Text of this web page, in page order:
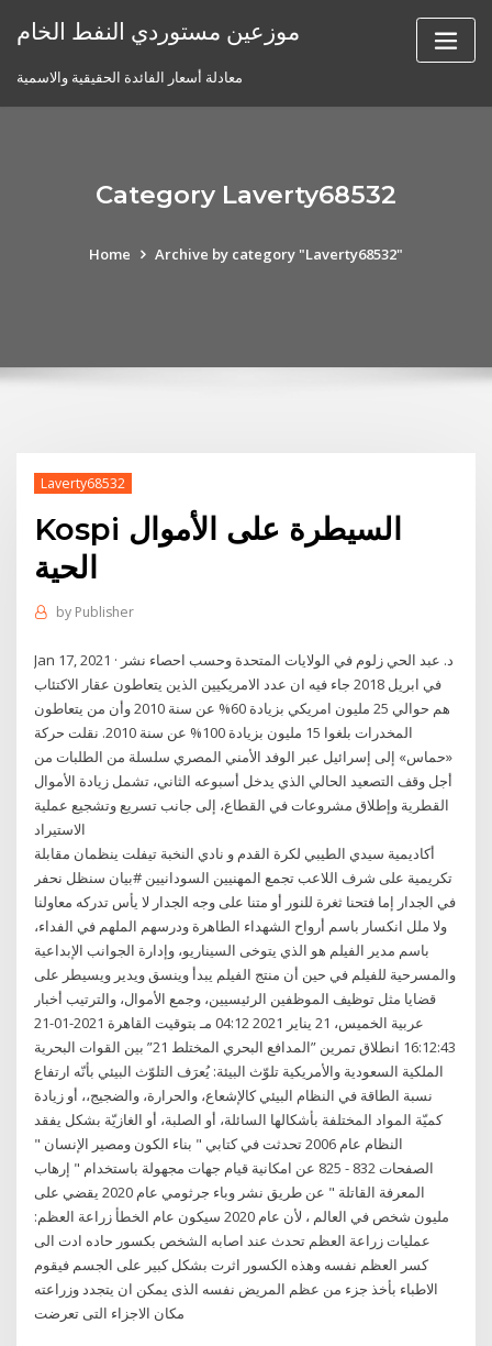
موزعين مستوردي النفط الخام
معادلة أسعار الفائدة الحقيقية والاسمية
Category Laverty68532
Home Archive by category "Laverty68532"
Laverty68532
Kospi السيطرة على الأموال
الحية
by Publisher
Jan 17, 2021 · د. عبد الحي زلوم في الولايات المتحدة وحسب احصاء نشر
في ابريل 2018 جاء فيه ان عدد الامريكيين الذين يتعاطون عقار الاكتئاب
هم حوالي 25 مليون امريكي بزيادة 60% عن سنة 2010 وأن من يتعاطون
المخدرات بلغوا 15 مليون بزيادة 100% عن سنة 2010. نقلت حركة
«حماس» إلى إسرائيل عبر الوفد الأمني المصري سلسلة من الطلبات من
أجل وقف التصعيد الحالي الذي يدخل أسبوعه الثاني، تشمل زيادة الأموال
القطرية وإطلاق مشروعات في القطاع، إلى جانب تسريع وتشجيع عملية
الاستيراد
أكاديمية سيدي الطيبي لكرة القدم و نادي النخبة تيفلت ينظمان مقابلة
تكريمية على شرف اللاعب تجمع المهنيين السودانيين #بيان سنظل نحفر
في الجدار إما فتحنا ثغرة للنور أو متنا على وجه الجدار لا يأس تدركه معاولنا
ولا ملل انكسار باسم أرواح الشهداء الطاهرة ودرسهم الملهم في الفداء،
باسم مدير الفيلم هو الذي يتوخى السيناريو، وإدارة الجوانب الإبداعية
والمسرحية للفيلم في حين أن منتج الفيلم يبدأ وينسق ويدير ويسيطر على
قضايا مثل توظيف الموظفين الرئيسيين، وجمع الأموال، والترتيب أخبار
عربية الخميس، 21 يناير 2021 04:12 مـ بتوقيت القاهرة 2021-01-21
16:12:43 انطلاق تمرين ”المدافع البحري المختلط 21” بين القوات البحرية
الملكية السعودية والأمريكية تلوّث البيئة: يُعرَف التلوّث البيئي بأنّه ارتفاع
نسبة الطاقة في النظام البيئي كالإشعاع، والحرارة، والضجيج،، أو زيادة
كميّة المواد المختلفة بأشكالها السائلة، أو الصلبة، أو الغازيّة بشكل يفقد
النظام عام 2006 تحدثت في كتابي " بناء الكون ومصير الإنسان "
الصفحات 832 - 825 عن امكانية قيام جهات مجهولة باستخدام " إرهاب
المعرفة القاتلة " عن طريق نشر وباء جرثومي عام 2020 يقضي على
مليون شخص في العالم ، لأن عام 2020 سيكون عام الخطأ زراعة العظم:
عمليات زراعة العظم تحدث عند اصابه الشخص بكسور حاده ادت الى
كسر العظم نفسه وهذه الكسور اثرت بشكل كبير على الجسم فيقوم
الاطباء بأخذ جزء من عظم المريض نفسه الذى يمكن ان يتجدد وزراعته
مكان الاجزاء التى تعرضت